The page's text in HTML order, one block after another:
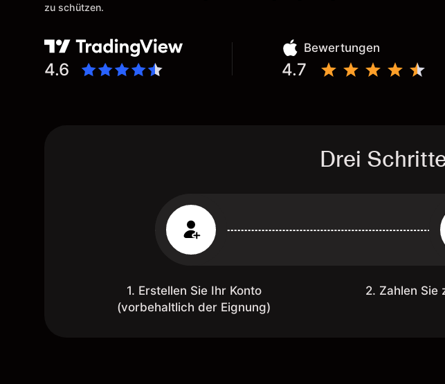
zu schützen.
4.6
Bewertungen
4.7
Drei
1. Erstellen Sie Ihr Konto
(vorbehaltlich der Eignung)
2. Zahlen Sie